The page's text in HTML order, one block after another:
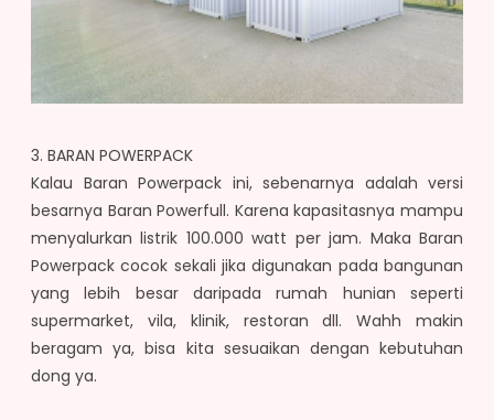
3. BARAN POWERPACK
Kalau Baran Powerpack ini, sebenarnya adalah versi
besarnya Baran Powerfull. Karena kapasitasnya mampu
menyalurkan listrik 100.000 watt per jam. Maka Baran
Powerpack cocok sekali jika digunakan pada bangunan
yang lebih besar daripada rumah hunian seperti
supermarket, vila, klinik, restoran dll. Wahh makin
beragam ya, bisa kita sesuaikan dengan kebutuhan
dong ya.